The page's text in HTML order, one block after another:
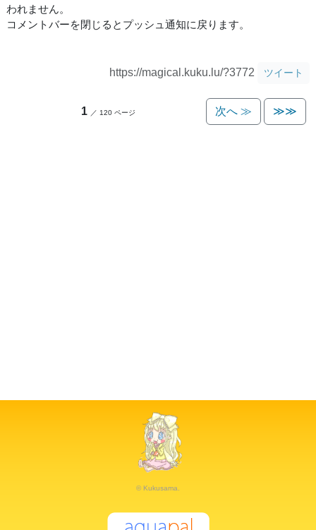
われません。
コメントバーを閉じるとプッシュ通知に戻ります。
https://magical.kuku.lu/?3772 ツイート
1 ／ 120 ページ 次へ ≫ ≫≫
© Kukusama.